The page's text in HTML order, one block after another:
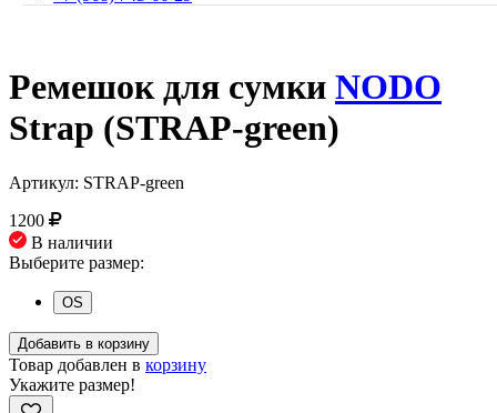
Ремешок для сумки NODO
Strap (STRAP-green)
Артикул: STRAP-green
1200
В наличии
Выберите размер:
OS
Добавить в корзину
Товар добавлен в корзину
Укажите размер!